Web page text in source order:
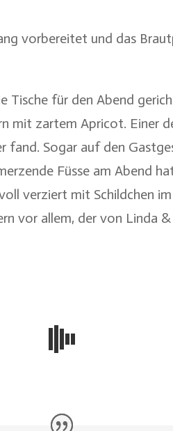
vorbereitet und das
Tische für den Abend
mit zartem Apricot. Einer
fand. Sogar auf den
Füsse am Abend
verziert mit Schildchen
vor allem, der von Linda